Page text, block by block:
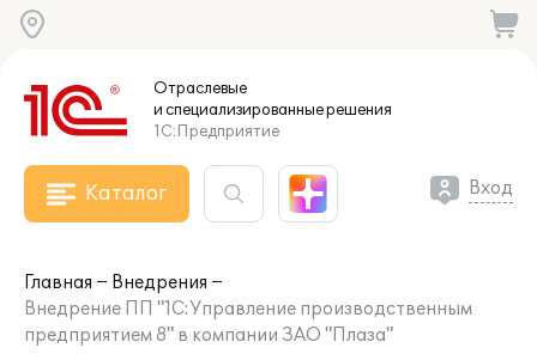
Отраслевые
и специализированныерешения
1С:Предприятие
Каталог Вход
Главная
Внедрения
Внедрение ПП "1С:Управление производственным
предприятием 8" в компании ЗАО "Плаза"